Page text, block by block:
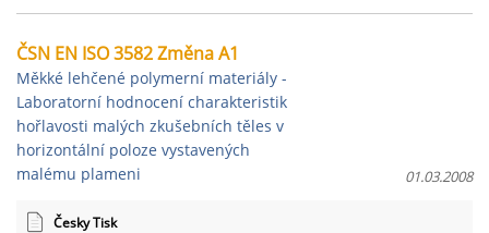
ČSN EN ISO 3582 Změna A1
Měkké lehčené polymerní materiály -
Laboratorní hodnocení charakteristik
hořlavosti malých zkušebních těles v
horizontální poloze vystavených
malému plameni
01.03.2008
Česky Tisk